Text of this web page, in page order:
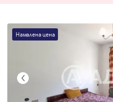
Намалена цена